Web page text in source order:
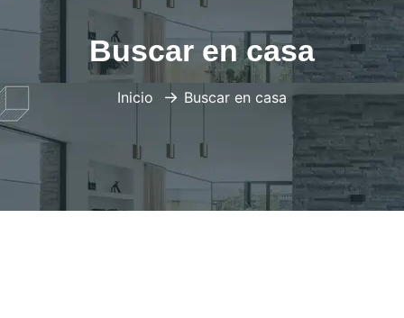
Buscar en casa
Inicio Buscar en casa